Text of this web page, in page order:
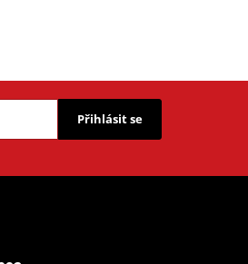
Přihlásit se